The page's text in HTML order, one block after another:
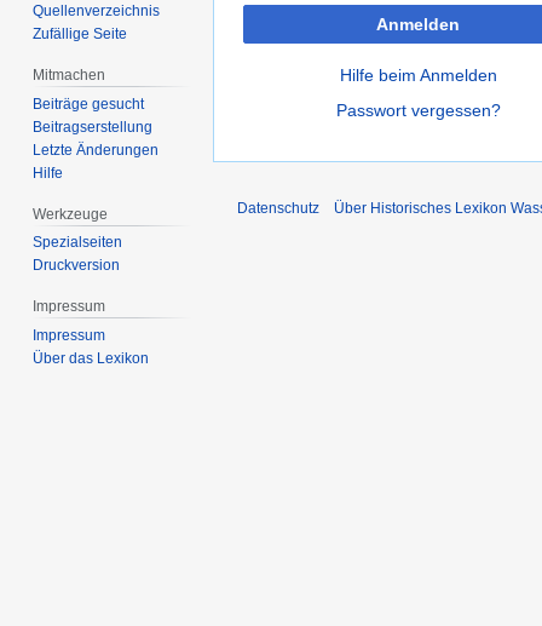
Anmelden
Hilfe beim Anmelden
Passwort vergessen?
Quellenverzeichnis
Zufällige Seite
Mitmachen
Beiträge gesucht
Beitragserstellung
Letzte Änderungen
Hilfe
Werkzeuge
Spezialseiten
Druckversion
Impressum
Impressum
Über das Lexikon
Datenschutz Über Historisches Lexikon